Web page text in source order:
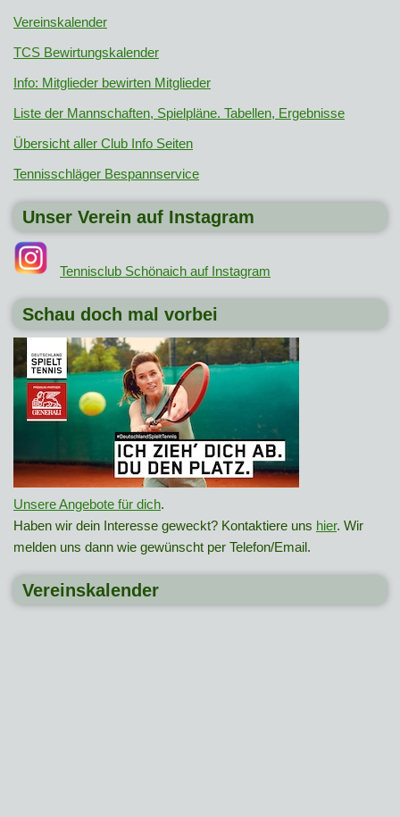
Vereinskalender
TCS Bewirtungskalender
Info: Mitglieder bewirten Mitglieder
Liste der Mannschaften, Spielpläne. Tabellen, Ergebnisse
Übersicht aller Club Info Seiten
Tennisschläger Bespannservice
Unser Verein auf Instagram
Tennisclub Schönaich auf Instagram
Schau doch mal vorbei
Unsere Angebote für dich.
Haben wir dein Interesse geweckt? Kontaktiere uns hier. Wir
melden uns dann wie gewünscht per Telefon/Email.
Vereinskalender